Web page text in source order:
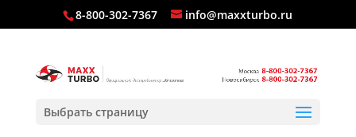
8-800-302-7367 info@maxxturbo.ru
Выбрать страницу